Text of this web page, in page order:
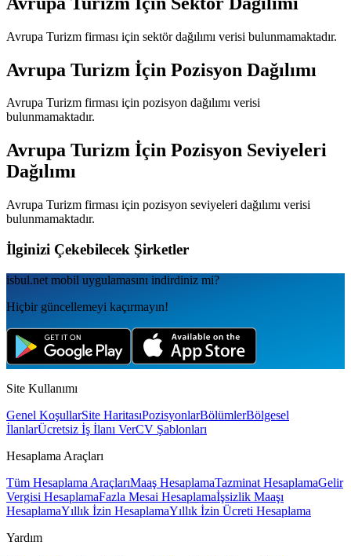
Avrupa Turizm firması için sektör dağılımı verisi bulunmamaktadır.
Avrupa Turizm İçin Pozisyon Dağılımı
Avrupa Turizm firması için pozisyon dağılımı verisi
bulunmamaktadır.
Avrupa Turizm İçin Pozisyon Seviyeleri
Dağılımı
Avrupa Turizm firması için pozisyon seviyeleri dağılımı verisi
bulunmamaktadır.
İlginizi Çekebilecek Şirketler
isbul.net mobil uygulamаsını indirdiniz mi?
Hiçbir güncellemeyi kaçırmayın!
Site Kullanımı
Genel KoşullarSite HaritasıPozisyonlarBölümlerBölgesel
İlanlarÜcretsiz İş İlanı VerCV Şablonları
Hesaplama Araçları
Tüm Hesaplama AraçlarıMaaş HesaplamaTazminat HesaplamaGelir
Vergisi HesaplamaFazla Mesai Hesaplamaİşsizlik Maaşı
HesaplamaYıllık İzin HesaplamaYıllık İzin Ücreti Hesaplama
Yardım